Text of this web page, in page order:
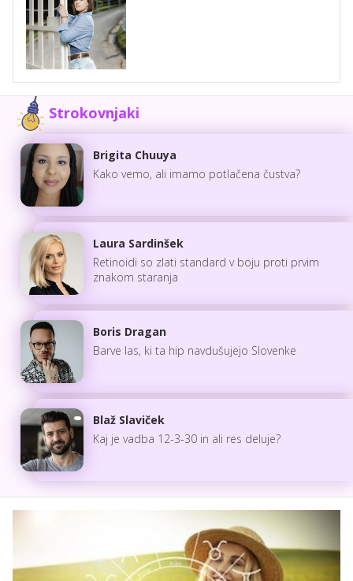
Strokovnjaki
Brigita Chuuya
Kako vemo, ali imamo potlačena čustva?
Laura Sardinšek
Retinoidi so zlati standard v boju proti prvim
znakom staranja
Boris Dragan
Barve las, ki ta hip navdušujejo Slovenke
Blaž Slaviček
Kaj je vadba 12-3-30 in ali res deluje?